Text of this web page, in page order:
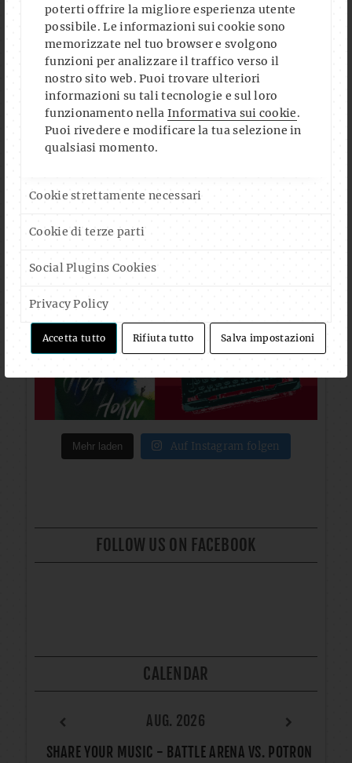
poterti offrire la migliore esperienza utente
possibile. Le informazioni sui cookie sono
memorizzate nel tuo browser e svolgono
funzioni per analizzare il traffico verso il
nostro sito web. Puoi trovare ulteriori
informazioni su tali tecnologie e sul loro
funzionamento nellaInformativa sui cookie.
Puoi rivedere e modificare la tua selezione in
qualsiasi momento.
Cookie strettamente necessari
Cookie di terze parti
Social Plugins Cookies
Privacy Policy
Accetta tutto Rifiuta tutto Salva impostazioni
Mehr laden Auf Instagram folgen
FOLLOW US ON FACEBOOK
CALENDAR
AUG. 2026
SHARE YOUR MUSIC - BATTLE ARENA VS. POTRON